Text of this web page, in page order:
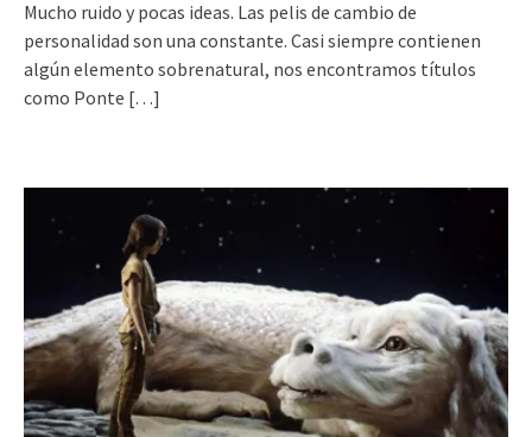
Mucho ruido y pocas ideas. Las pelis de cambio de
personalidad son una constante. Casi siempre contienen
algún elemento sobrenatural, nos encontramos títulos
como Ponte […]